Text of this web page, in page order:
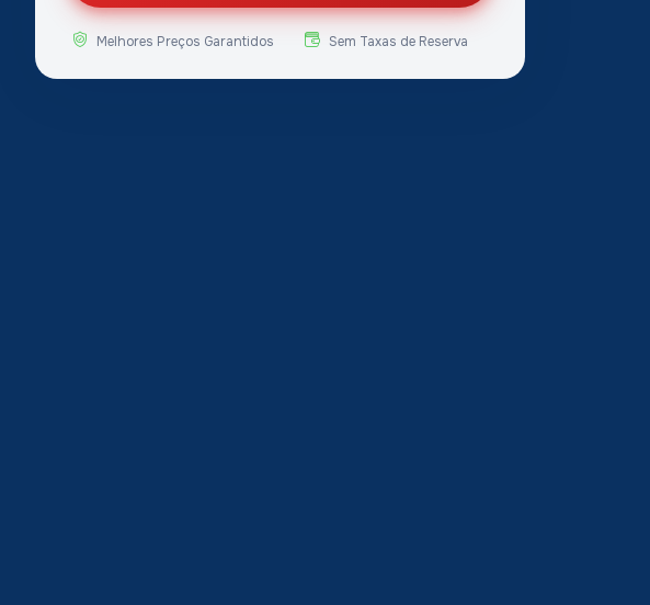
Melhores Preços Garantidos Sem Taxas de Reserva